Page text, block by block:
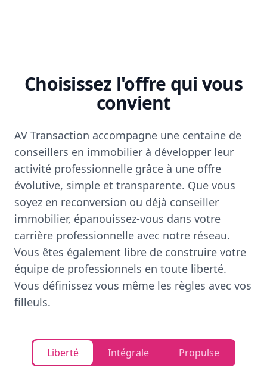
Choisissez l'offre qui vous
convient
AV Transaction accompagne une centaine de
conseillers en immobilier à développer leur
activité professionnelle grâce à une offre
évolutive, simple et transparente. Que vous
soyez en reconversion ou déjà conseiller
immobilier, épanouissez-vous dans votre
carrière professionnelle avec notre réseau.
Vous êtes également libre de construire votre
équipe de professionnels en toute liberté.
Vous définissez vous même les règles avec vos
filleuls.
Liberté Intégrale Propulse